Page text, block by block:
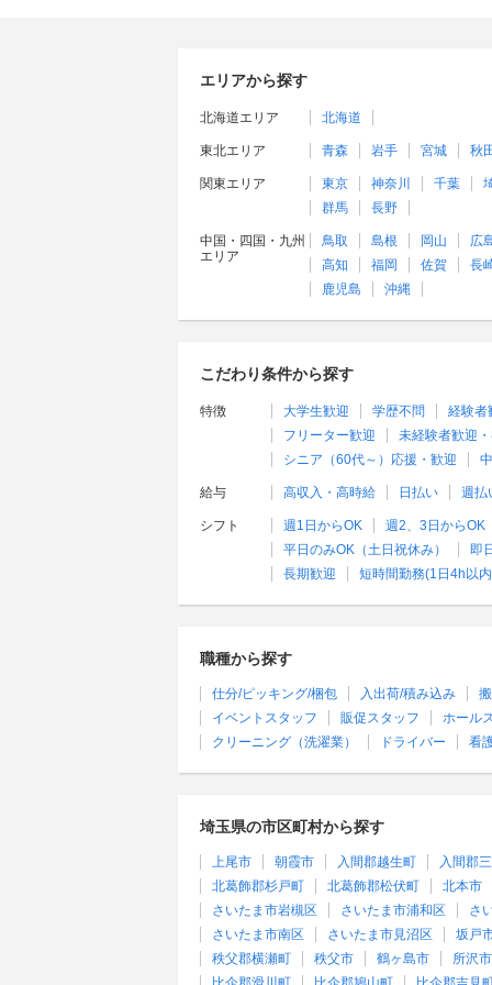
エリアから探す
北海道エリア 北海道
東北エリア 青森 岩手 宮城 秋
関東エリア 東京 神奈川 千葉
群馬
長野
中国・四国・九州
エリア
鳥取 島根 岡山
広
高知
福岡 佐賀
長
鹿児島
沖縄
こだわり条件から探す
特徴 大学生歓迎 学歴不問
経験者
フリーター歓迎
未経験者歓迎
シニア（60代～）応援・歓迎
給与 高収入・高時給 日払い 週払
シフト 週1日からOK
週2、3日からOK
平日のみOK（土日祝休み）
即
長期歓迎
短時間勤務(1日4h以
職種から探す
仕分/ピッキング/梱包 入出荷/積み込み
イベントスタッフ
販促スタッフ
ホール
クリーニング（洗濯業）
ドライバー 看
埼玉県の市区町村から探す
上尾市 朝霞市 入間郡越生町
入間郡
北葛飾郡杉戸町
北葛飾郡松伏町
北本市
さいたま市岩槻区
さいたま市浦和区
さ
さいたま市南区
さいたま市見沼区
坂戸
秩父郡横瀬町
秩父市 鶴ヶ島市
所沢市